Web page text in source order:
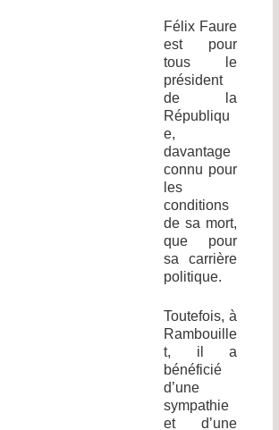
Félix Faure
est pour
tous le
président
de la
Républiqu
e,
davantage
connu pour
les
conditions
de sa mort,
que pour
sa carrière
politique.
Toutefois, à
Rambouille
t, il a
bénéficié
d’une
sympathie
et d’une